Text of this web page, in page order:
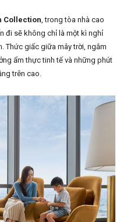
Collection, trong tòa nhà cao
đi sẽ không chỉ là một kì nghỉ
Thức giấc giữa mây trời, ngắm
ẩm thực tinh tế và những phút
trên cao.